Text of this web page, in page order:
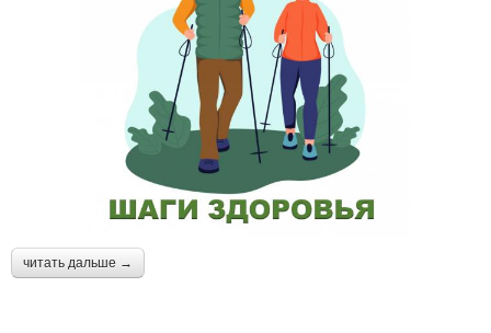
читать дальше →